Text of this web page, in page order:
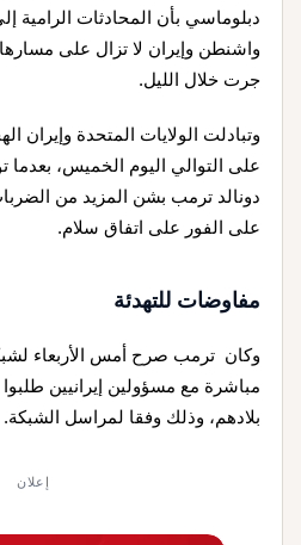
دبلوماسي بأن المحادثات الرامية
واشنطن وإيران لا تزال على
جرت خلال الليل.
وتبادلت الولايات المتحدة وإيران
على التوالي اليوم الخميس، بعدما
دونالد ترمب بشن المزيد من
على الفور على اتفاق سلام.
مفاوضات للتهدئة
وكان ترمب صرح أمس الأربعاء
مباشرة مع مسؤولين إيرانيين
بلادهم، وذلك وفقا لمراسل الشبكة.
إعلان